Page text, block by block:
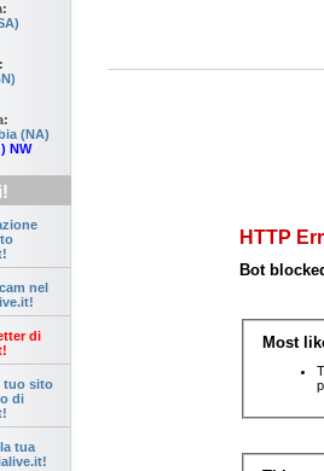
(NA)
NW
nel
di
tuo sito
di
la tua